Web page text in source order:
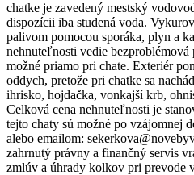
chatke je zavedený mestský
dispozícii iba studená voda.
palivom pomocou sporáka, plyn a
nehnuteľnosti vedie bezproblémová
možné priamo pri chate. Exteriér
oddych, pretože pri chatke sa
ihrisko, hojdačka, vonkajší krb,
Celková cena nehnuteľnosti je
tejto chaty sú možné po vzájomnej
alebo emailom:
zahrnutý právny a finančný servis
zmlúv a úhrady kolkov pri prevode